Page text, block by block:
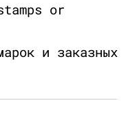
or
и заказных